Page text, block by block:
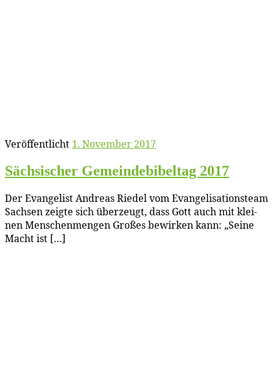
Veröffentlicht 1. November 2017
Säch­si­scher Ge­mein­de­bi­bel­tag 2017
Der Evan­ge­list An­dre­as Rie­del vom Evan­ge­li­sa­ti­ons­team
Sach­sen zeig­te sich über­zeugt, dass Gott auch mit klei­
nen Men­schen­men­gen Gro­ßes be­wir­ken kann: „Sei­ne
Macht ist […]